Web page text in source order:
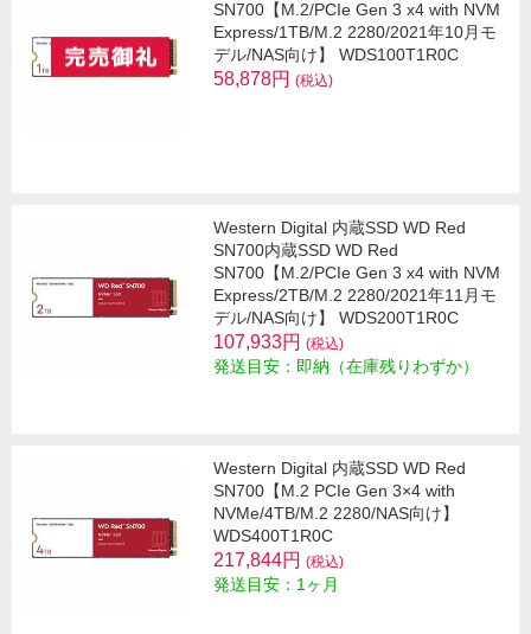
SN700【M.2/PCIe Gen 3 x4 with NVM
Express/1TB/M.2 2280/2021年10月モ
デル/NAS向け】 WDS100T1R0C
58,878円 (税込)
Western Digital 内蔵SSD WD Red
SN700内蔵SSD WD Red
SN700【M.2/PCIe Gen 3 x4 with NVM
Express/2TB/M.2 2280/2021年11月モ
デル/NAS向け】 WDS200T1R0C
107,933円 (税込)
発送目安：即納（在庫残りわずか）
Western Digital 内蔵SSD WD Red
SN700【M.2 PCIe Gen 3×4 with
NVMe/4TB/M.2 2280/NAS向け】
WDS400T1R0C
217,844円 (税込)
発送目安：1ヶ月